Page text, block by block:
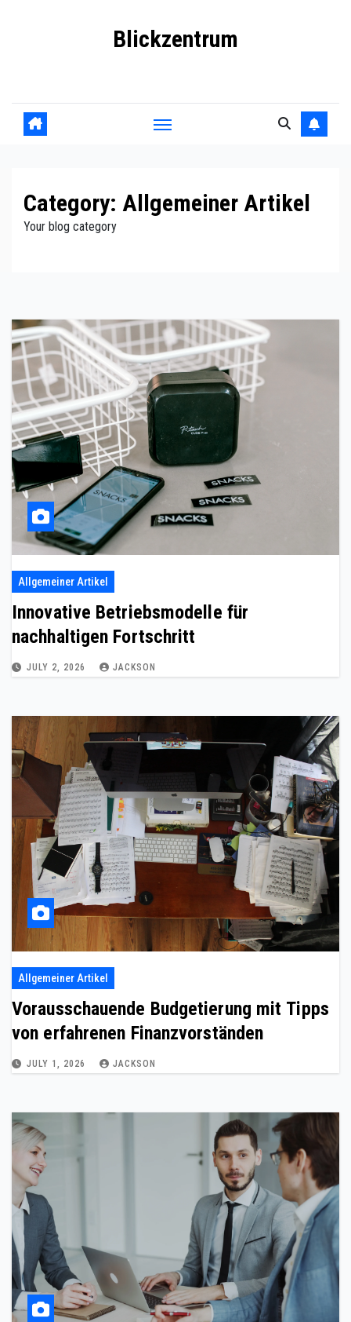
Blickzentrum
Category: Allgemeiner Artikel
Your blog category
Allgemeiner Artikel
Innovative Betriebsmodelle für
nachhaltigen Fortschritt
JULY 2, 2026 JACKSON
Allgemeiner Artikel
Vorausschauende Budgetierung mit Tipps
von erfahrenen Finanzvorständen
JULY 1, 2026 JACKSON